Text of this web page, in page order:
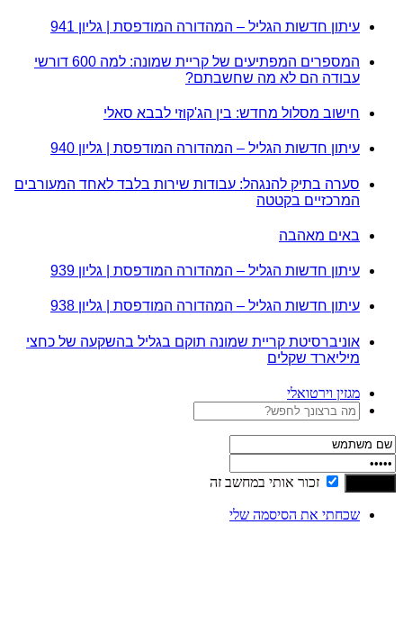
עיתון חדשות הגליל – המהדורה המודפסת | גליון 941
המספרים המפתיעים של קריית שמונה: למה 600 דורשי
עבודה הם לא מה שחשבתם?
חישוב מסלול מחדש: בין הג'קוזי לבבא סאלי
עיתון חדשות הגליל – המהדורה המודפסת | גליון 940
סערה בתיק להנגהל: עבודות שירות בלבד לאחד המעורבים
המרכזיים בקטטה
באים מאהבה
עיתון חדשות הגליל – המהדורה המודפסת | גליון 939
עיתון חדשות הגליל – המהדורה המודפסת | גליון 938
אוניברסיטת קריית שמונה תוקם בגליל בהשקעה של כחצי
מיליארד שקלים
מגזין וירטואלי
זכור אותי במחשב זה
שכחתי את הסיסמה שלי